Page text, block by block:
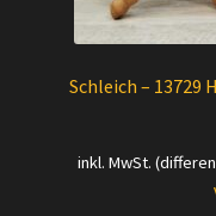
Schleich – 13729
inkl. MwSt.